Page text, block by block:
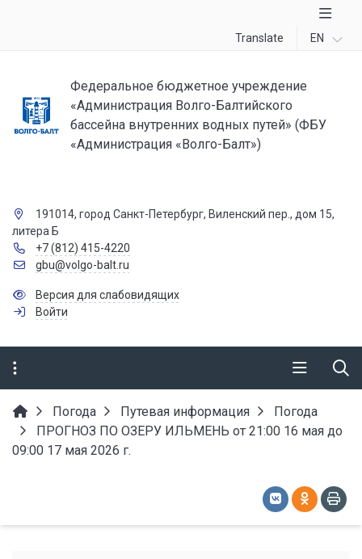
Translate EN
Федеральное бюджетное учреждение
«Администрация Волго-Балтийского
бассейна внутренних водных путей» (ФБУ
«Администрация «Волго-Балт»)
191014, город Санкт-Петербург, Виленский пер., дом 15,
литера Б
+7 (812) 415-4220
gbu@volgo-balt.ru
Версия для слабовидящих
Войти
Погода Путевая информация
Погода
ПРОГНОЗ ПО ОЗЕРУ ИЛЬМЕНЬ от 21:00 16 мая до
09:00 17 мая 2026 г.